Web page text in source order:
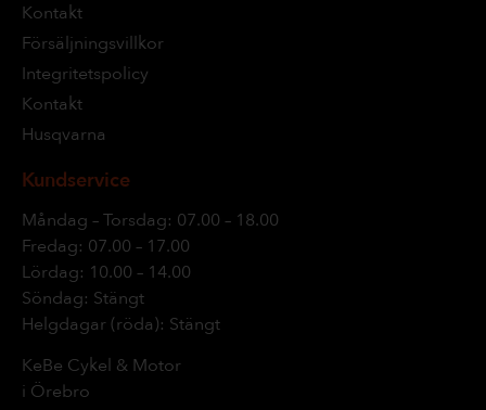
Kontakt
Försäljningsvillkor
Integritetspolicy
Kontakt
Husqvarna
Kundservice
Måndag – Torsdag: 07.00 – 18.00
Fredag: 07.00 – 17.00
Lördag: 10.00 – 14.00
Söndag: Stängt
Helgdagar (röda): Stängt
KeBe Cykel & Motor
i Örebro